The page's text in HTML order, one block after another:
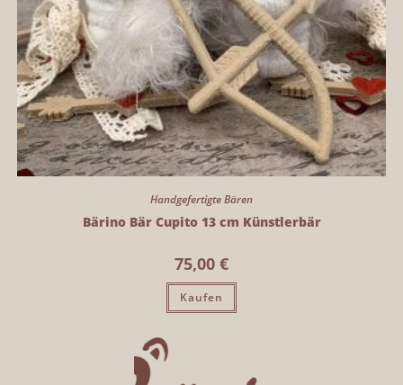
Handgefertigte Bären
Bärino Bär Cupito 13 cm Künstlerbär
75,00 €
Kaufen